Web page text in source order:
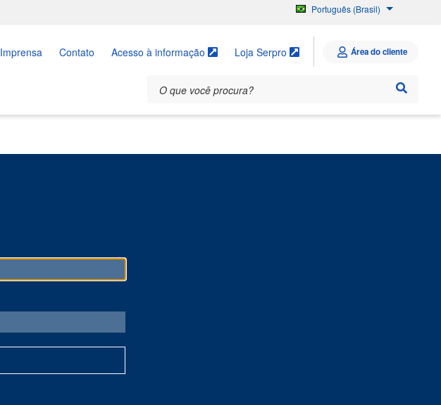
Português (Brasil)
Imprensa Contato Acesso à informação Loja Serpro Área do cliente